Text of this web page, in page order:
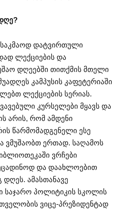
საკმაოდ დატვირთული
ლექციების და
დღეებში თითქმის მთელი
კამპუსის კაფეტერიაში
ლექციების სერიას.
კურსელები მყავს და
არის, რომ ამდენი
წარმომადგენელი ესე
ვმუშაობთ ერთად. საღამოს
ვრჩები
და დაახლოებით
დღეს. ამასთანავე
საჯარო პოლიტიკის სკოლის
ვიცე-პრეზიდენტად